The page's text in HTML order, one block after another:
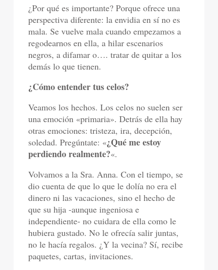
¿Por qué es importante? Porque ofrece una
perspectiva diferente: la envidia en sí no es
mala. Se vuelve mala cuando empezamos a
regodearnos en ella, a hilar escenarios
negros, a difamar o…. tratar de quitar a los
demás lo que tienen.
¿Cómo entender tus celos?
Veamos los hechos. Los celos no suelen ser
una emoción «primaria». Detrás de ella hay
otras emociones: tristeza, ira, decepción,
soledad. Pregúntate: «¿Qué me estoy
perdiendo realmente?«.
Volvamos a la Sra. Anna. Con el tiempo, se
dio cuenta de que lo que le dolía no era el
dinero ni las vacaciones, sino el hecho de
que su hija -aunque ingeniosa e
independiente- no cuidara de ella como le
hubiera gustado. No le ofrecía salir juntas,
no le hacía regalos. ¿Y la vecina? Sí, recibe
paquetes, cartas, invitaciones.